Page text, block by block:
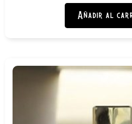
Añadir al